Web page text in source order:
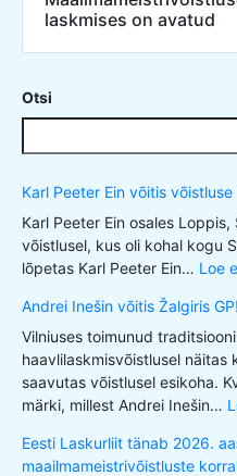
laskmises on avatud
Otsi
Karl Peeter Ein võitis
Karl Peeter Ein osales
võistlusel, kus oli kohal kogu
lõpetas Karl Peeter Ein… Loe
Andrei Inešin võitis Žalgiris GP!
Vilniuses toimunud
haavlilaskmisvõistlusel näitas
saavutas võistlusel esikoha.
märki, millest Andrei Inešin…
Eesti Laskurliit tänab 2026.
maailmameistrivõistluste